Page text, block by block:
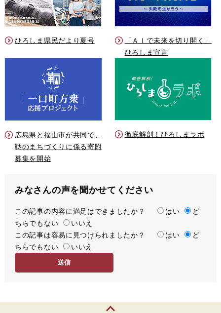
ひろしま県民だより夏号
「ＡＩで未来を切り開く」
ひろしま宣言
広島県と福山市が共同で、
鞆のまちづくりに係る寄附
募集を開始
徹底解剖！ひろしまラボ
みなさんの声を聞かせてください
満
足
度
この記事の内容に満足はできましたか？ はい
ど
ちらでもない
いいえ
容
易
この記事は容易に見つけられましたか？ はい
ど
ちらでもない
いいえ